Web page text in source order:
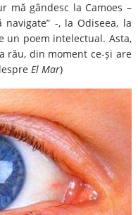
mă gândesc la Camoes –
-, la Odiseea, la
un poem intelectual. Asta,
rău, din moment ce-și are
El Mar)